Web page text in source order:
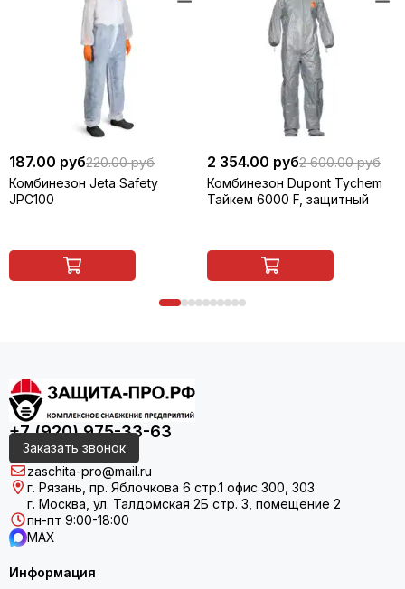
187.00 руб220.00 руб
Комбинезон Jeta Safety
JPC100
2 354.00 руб2 600.00 руб
Комбинезон Dupont Tychem
Тайкем 6000 F, защитный
+7 (920) 975-33-63
Заказать звонок
zaschita-pro@mail.ru
г. Рязань, пр. Яблочкова 6 стр.1 офис 300, 303
г. Москва, ул. Талдомская 2Б стр. 3, помещение 2
пн-пт 9:00-18:00
MAX
Информация